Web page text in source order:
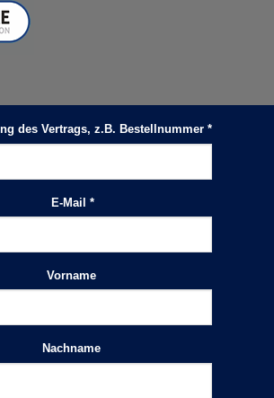
des Vertrags, z.B. Bestellnummer *
E-Mail *
E-
Mail
Vorname
Nachname